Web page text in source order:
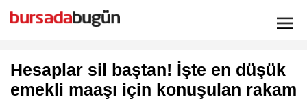
Hesaplar sil baştan! İşte en düşük
emekli maaşı için konuşulan rakam